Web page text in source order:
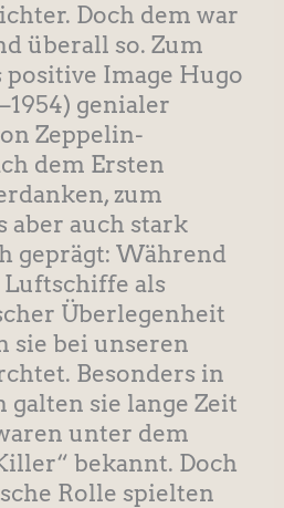
Doch dem war
überall so. Zum
positive Image Hugo
genialer
Zeppelin-
dem Ersten
zum
aber auch stark
geprägt: Während
als
Überlegenheit
sie bei unseren
Besonders in
sie lange Zeit
unter dem
bekannt. Doch
Rolle spielten